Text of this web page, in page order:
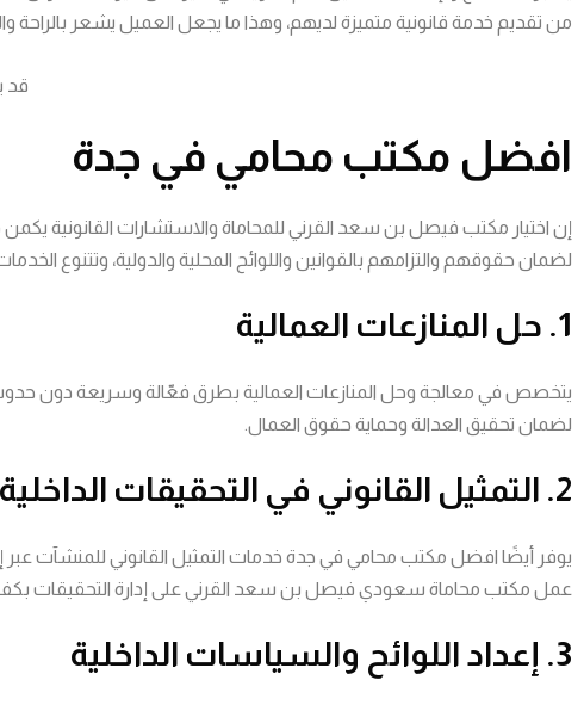
من تقديم خدمة قانونية متميزة لديهم، وهذا ما يجعل العميل يشعر بالراحة
قد
افضل مكتب محامي في جدة
إن اختيار مكتب فيصل بن سعد القرني للمحاماة والاستشارات القانونية
لضمان حقوقهم والتزامهم بالقوانين واللوائح المحلية والدولية، وتتنوع
1. حل المنازعات العمالية
يتخصص في معالجة وحل المنازعات العمالية بطرق فعّالة وسريعة دون حدوث
لضمان تحقيق العدالة وحماية حقوق العمال.
2. التمثيل القانوني في التحقيقات الداخلية
يوفر أيضًا افضل مكتب محامي في جدة خدمات التمثيل القانوني للمنشآت عبر
عمل مكتب محاماة سعودي فيصل بن سعد القرني على إدارة التحقيقات
3. إعداد اللوائح والسياسات الداخلية